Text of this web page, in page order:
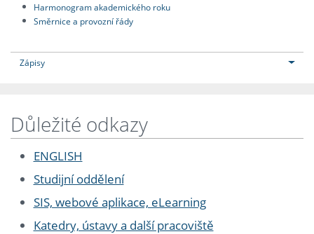
Harmonogram akademického roku
Směrnice a provozní řády
Zápisy
Důležité odkazy
ENGLISH
Studijní oddělení
SIS, webové aplikace, eLearning
Katedry, ústavy a další pracoviště